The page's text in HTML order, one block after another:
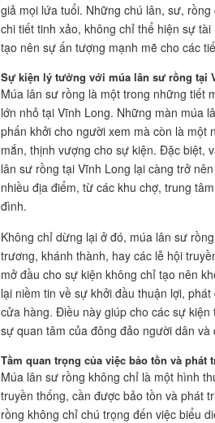
giả mọi lứa tuổi. Những chú lân, sư,
chi tiết tinh xảo, không chỉ thể hiện sự
tạo nên sự ấn tượng mạnh mẽ cho các
Sự kiện lý tưởng với múa lân sư rồng tại
Múa lân sư rồng là một trong những tiết
lớn nhỏ tại Vĩnh Long. Những màn múa
phấn khởi cho người xem mà còn là một
mắn, thịnh vượng cho sự kiện. Đặc biệt,
lân sư rồng tại Vĩnh Long lại càng trở
nhiều địa điểm, từ các khu chợ, trung
đình.
Không chỉ dừng lại ở đó, múa lân sư
trương, khánh thành, hay các lễ hội
mở đầu cho sự kiện không chỉ tạo nên
lại niềm tin về sự khởi đầu thuận lợi,
cửa hàng. Điều này giúp cho các sự
sự quan tâm của đông đảo người dân và
Tầm quan trọng của việc bảo tồn và phát
Múa lân sư rồng không chỉ là một hình
truyền thống, cần được bảo tồn và phát
rồng không chỉ chú trọng đến việc biểu